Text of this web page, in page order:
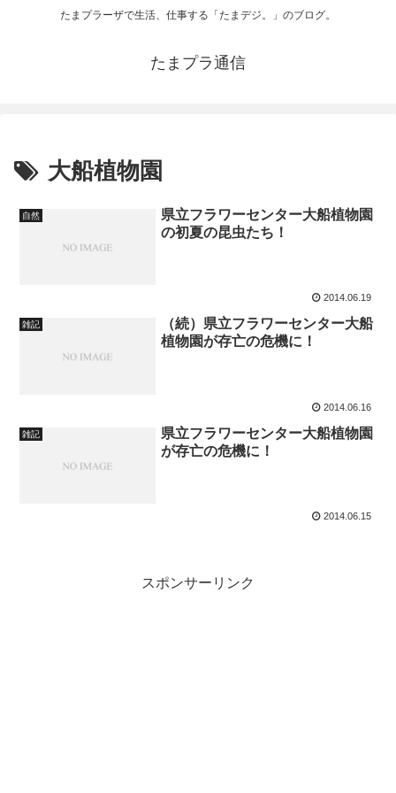
たまプラーザで生活、仕事する「たまデジ。」のブログ。
たまプラ通信
大船植物園
自然
県立フラワーセンター大船植物園
の初夏の昆虫たち！
2014.06.19
雑記
（続）県立フラワーセンター大船
植物園が存亡の危機に！
2014.06.16
雑記
県立フラワーセンター大船植物園
が存亡の危機に！
2014.06.15
スポンサーリンク